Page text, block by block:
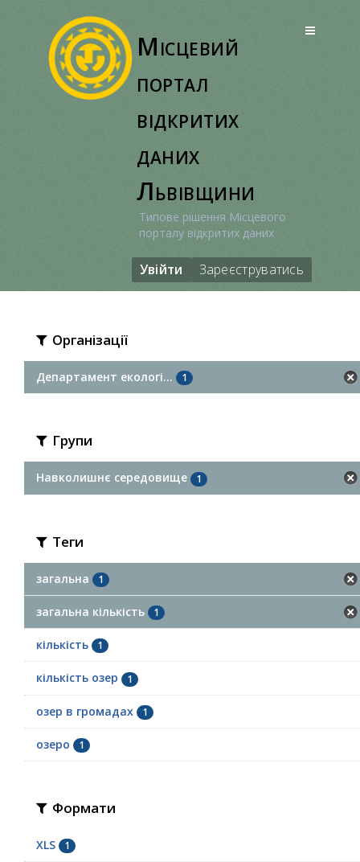
Місцевий
портал
відкритих
даних
Львівщини
Типове рішення Місцевого
порталу відкритих даних
Увійти Зареєструватись
Організації
Департамент екологі... 1
Групи
Навколишнє середовище 1
Теги
загальна 1
загальна кількість 1
кількість 1
кількість озер 1
озер в громадах 1
озеро 1
Формати
XLS 1